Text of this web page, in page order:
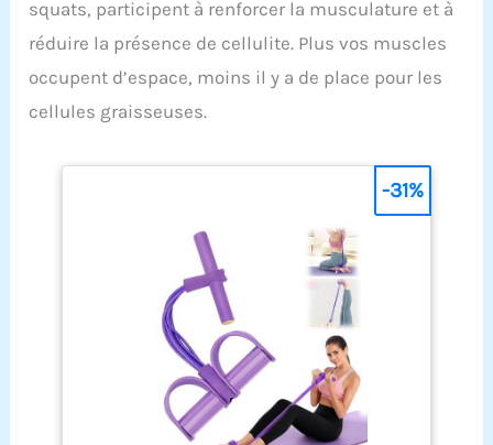
squats, participent à renforcer la musculature et à
réduire la présence de cellulite. Plus vos muscles
occupent d’espace, moins il y a de place pour les
cellules graisseuses.
-31%